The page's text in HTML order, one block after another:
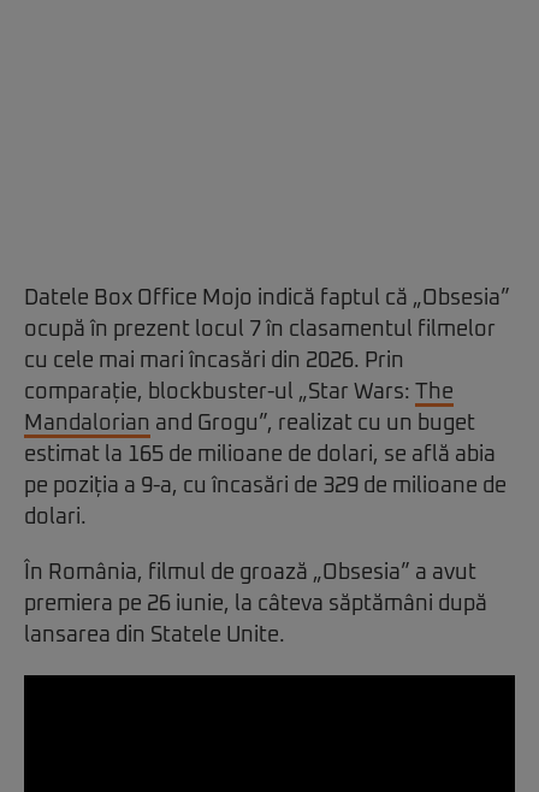
Datele Box Office Mojo indică faptul că „Obsesia”
ocupă în prezent locul 7 în clasamentul filmelor
cu cele mai mari încasări din 2026. Prin
comparație, blockbuster-ul „Star Wars:
The
Mandalorian and Grogu”, realizat cu un buget
estimat la 165 de milioane de dolari, se află abia
pe poziția a 9-a, cu încasări de 329 de milioane de
dolari.
În România, filmul de groază „Obsesia” a avut
premiera pe 26 iunie, la câteva săptămâni după
lansarea din Statele Unite.